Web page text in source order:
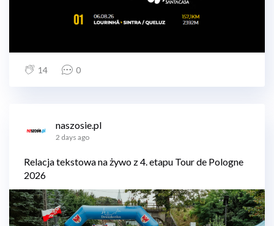
14 0
naszosie.pl
2 days ago
Relacja tekstowa na żywo z 4. etapu Tour de Pologne
2026